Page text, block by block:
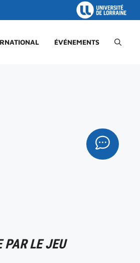
ÉVÉNEMENTS
PAR LE JEU